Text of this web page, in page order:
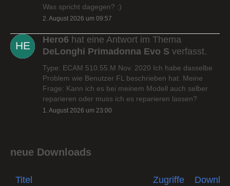
Was spricht dagegen? :)
2. August 2026 um 09:57
Hero6 hat eine Antwort im Thema
DeLonghi Primadonna Evo S verfasst.
Type: ECAM 510.55.M Nov. 2020 Ich habe dasselbe
Problem wie Benutzer FL beschrieben hat. Meine
Frage: Kann ich es bei meinem Modell auch selber
reparieren oder muss ich es reparieren lassen?
1. August 2026 um 23:00
neue Downloads
Titel Zugriffe